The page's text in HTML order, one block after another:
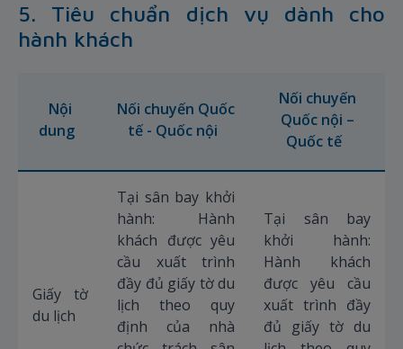
5. Tiêu chuẩn dịch vụ dành cho
hành khách
Nội
dung
Nối chuyến Quốc
tế - Quốc nội
Nối chuyến
Quốc nội –
Quốc tế
Giấy tờ
du lịch
Tại sân bay khởi
hành: Hành
khách được yêu
cầu xuất trình
đầy đủ giấy tờ du
lịch theo quy
định của nhà
Tại sân bay
khởi hành:
Hành khách
được yêu cầu
xuất trình đầy
đủ giấy tờ du